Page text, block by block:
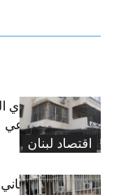
اقتصاد لبنان
المعاش التقاعدي
الضمان الاجتماعي
«المركزي»